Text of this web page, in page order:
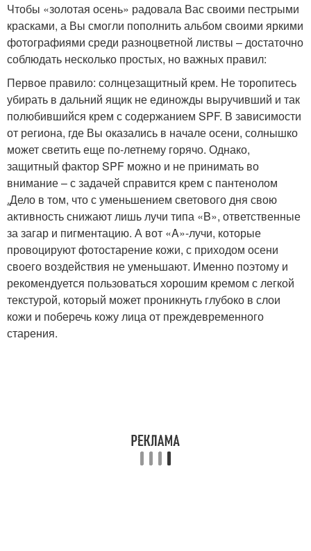
Чтобы «золотая осень» радовала Вас своими пестрыми
красками, а Вы смогли пополнить альбом своими яркими
фотографиями среди разноцветной листвы – достаточно
соблюдать несколько простых, но важных правил:
Первое правило: солнцезащитный крем. Не торопитесь
убирать в дальний ящик не единожды выручивший и так
полюбившийся крем с содержанием SPF. В зависимости
от региона, где Вы оказались в начале осени, солнышко
может светить еще по-летнему горячо. Однако,
защитный фактор SPF можно и не принимать во
внимание – с задачей справится крем с пантенолом
.Дело в том, что с уменьшением светового дня свою
активность снижают лишь лучи типа «B», ответственные
за загар и пигментацию. А вот «A»-лучи, которые
провоцируют фотостарение кожи, с приходом осени
своего воздействия не уменьшают. Именно поэтому и
рекомендуется пользоваться хорошим кремом с легкой
текстурой, который может проникнуть глубоко в слои
кожи и поберечь кожу лица от преждевременного
старения.